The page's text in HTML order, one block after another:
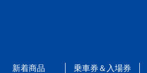
新着商品 乗車券＆入場券